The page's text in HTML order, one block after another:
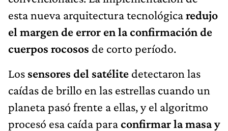
esta nueva arquitectura tecnológicaredujo
el margen de error en la confirmación de
cuerpos rocosos de corto período.
Los sensores del satélite detectaron las
caídas de brillo en las estrellas cuando un
planeta pasó frente a ellas, y el algoritmo
procesó esa caída paraconfirmar la masa y